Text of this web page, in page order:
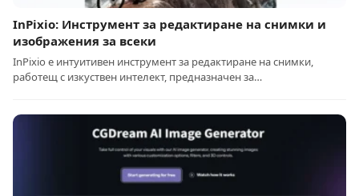
InPixio: Инструмент за редактиране на снимки и
изображения за всеки
InPixio е интуитивен инструмент за редактиране на снимки,
работещ с изкуствен интелект, предназначен за…